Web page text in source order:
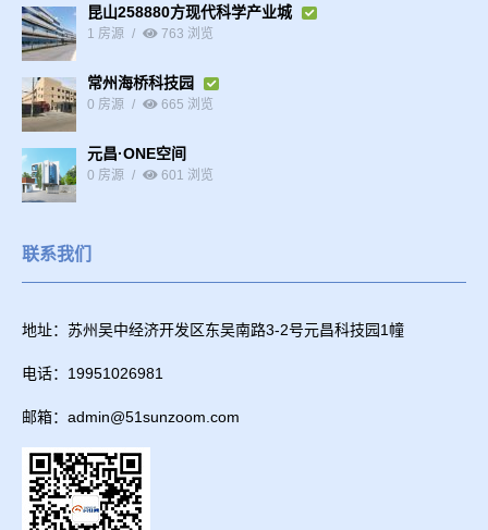
昆山258880方现代科学产业城
1 房源 763 浏览
常州海桥科技园
0 房源 665 浏览
元昌·ONE空间
0 房源 601 浏览
联系我们
地址：苏州吴中经济开发区东吴南路3-2号元昌科技园1幢
电话：19951026981
邮箱：admin@51sunzoom.com